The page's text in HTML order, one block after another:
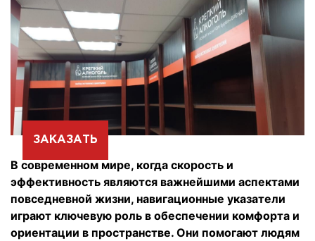
ЗАКАЗАТЬ
В современном мире, когда скорость и
эффективность являются важнейшими аспектами
повседневной жизни, навигационные указатели
играют ключевую роль в обеспечении комфорта и
ориентации в пространстве. Они помогают людям